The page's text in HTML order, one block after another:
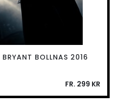
BOLLNAS 2016
FR. 299 KR